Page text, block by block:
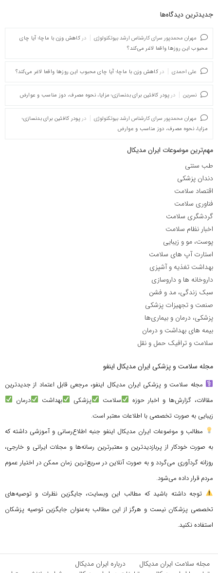
جدیدترین دیدگاه‌‌ها
مهران محمدپور سرای کارشناس ارشد بیوتکنولوژی در کاهش وزن با ماچا؛ آیا چای
محبوب این روزها واقعا لاغر می‌کند؟
علی احمدی در کاهش وزن با ماچا؛ آیا چای محبوب این روزها واقعا لاغر می‌کند؟
نسرین در پودر کافئین برای بدنسازی؛ مزایا، نحوه مصرف، دوز مناسب و عوارض
مهران محمدپور سرای کارشناس ارشد بیوتکنولوژی در پودر کافئین برای بدنسازی؛
مزایا، نحوه مصرف، دوز مناسب و عوارض
مهم‌ترین موضوعات ایران مدیکال
طب سنتی
دندان پزشکی
اقتصاد سلامت
فناوری سلامت
گردشگری سلامت
اخبار نظام سلامت
پوست، مو و زیبایی
استارت آپ های سلامت
بهداشت تغذیه و آشپزی
داروخانه ها و داروسازی
سبک زندگی، مد و فشن
صنعت و تجهیزات پزشکی
پزشکی، درمان و بیماری‌ها
بیمه های بهداشت و درمان
سلامت و ترافیک حمل و نقل
مجله سلامت و پزشکی ایران مدیکال اینفو
مجله سلامت و پزشکی ایران مدیکال اینفو، مرجعی قابل اعتماد از جدیدترین
مقالات، گزارش‌ها و اخبار حوزه
سلامت پزشکی بهداشت
درمان
زیبایی به صورت تخصصی با اطلاعات معتبر است.
مطالب و موضوعات ایران مدیکال اینفو جنبه اطلاع‌رسانی و آموزشی داشته که
به صورت خودکار از پربازدیدترین و معتبرترین رسانه‌ها و مجلات ایرانی و خارجی،
روزانه گردآوری می‌گردد و به صورت آنلاین در سریع‌ترین زمان ممکن در اختیار عموم
مردم قرار داده می‌شود.
توجه داشته باشید که مطالب این وبسایت، جایگزین نظرات و توصیه‌های
تخصصی پزشکان نیست و هرگز از این مطالب به‌عنوان جایگزین توصیه پزشکان
استفاده نکنید.
مجله سلامت ایران مدیکال
درباره ایران مدیکال